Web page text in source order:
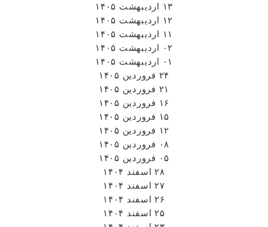
۱۳ اردیبهشت ۱۴۰۵
۱۲ اردیبهشت ۱۴۰۵
۱۱ اردیبهشت ۱۴۰۵
۰۲ اردیبهشت ۱۴۰۵
۰۱ اردیبهشت ۱۴۰۵
۲۴ فروردین ۱۴۰۵
۲۱ فروردین ۱۴۰۵
۱۶ فروردین ۱۴۰۵
۱۵ فروردین ۱۴۰۵
۱۲ فروردین ۱۴۰۵
۰۸ فروردین ۱۴۰۵
۰۵ فروردین ۱۴۰۵
۲۸ اسفند ۱۴۰۴
۲۷ اسفند ۱۴۰۴
۲۶ اسفند ۱۴۰۴
۲۵ اسفند ۱۴۰۴